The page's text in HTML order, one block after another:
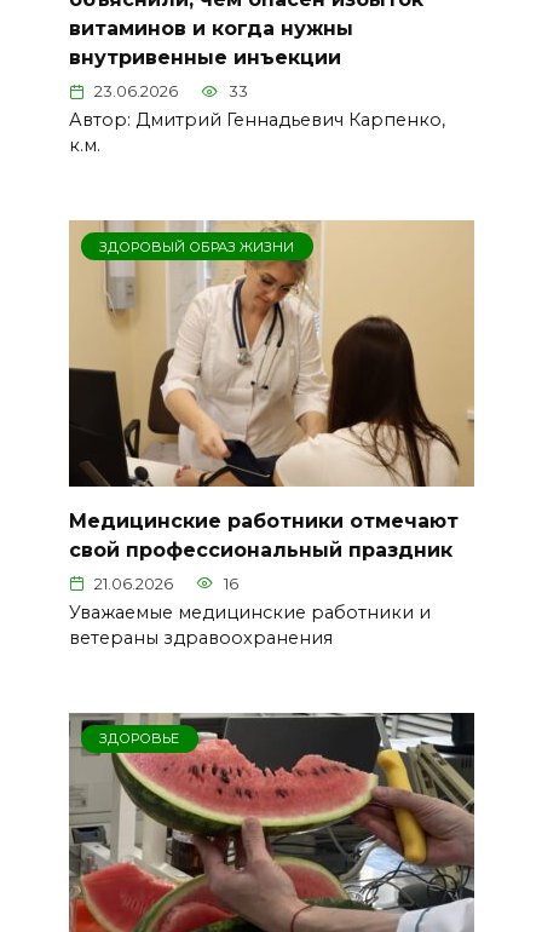
витаминов и когда нужны
внутривенные инъекции
23.06.2026 33
Автор: Дмитрий Геннадьевич Карпенко,
к.м.
ЗДОРОВЫЙ ОБРАЗ ЖИЗНИ
Медицинские работники отмечают
свой профессиональный праздник
21.06.2026 16
Уважаемые медицинские работники и
ветераны здравоохранения
ЗДОРОВЬЕ